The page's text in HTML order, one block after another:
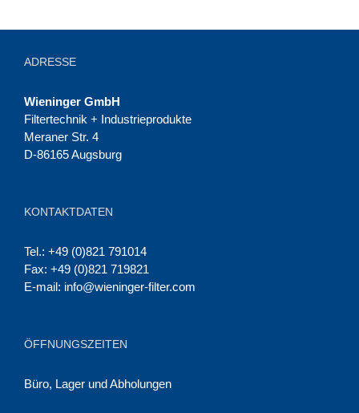
ADRESSE
Wieninger GmbH
Filtertechnik + Industrieprodukte
Meraner Str. 4
D-86165 Augsburg
KONTAKTDATEN
Tel.: +49 (0)821 791014
Fax: +49 (0)821 719821
E-mail: info@wieninger-filter.com
ÖFFNUNGSZEITEN
Büro, Lager und Abholungen